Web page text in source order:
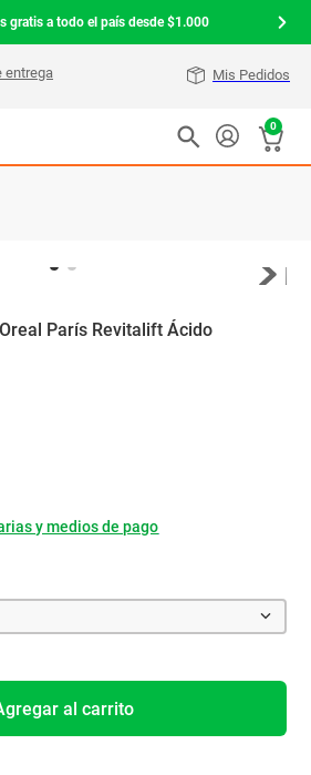
gratis a todo el país desde $1.000
Mis Pedidos
0
París Revitalift Ácido
y medios de pago
al carrito